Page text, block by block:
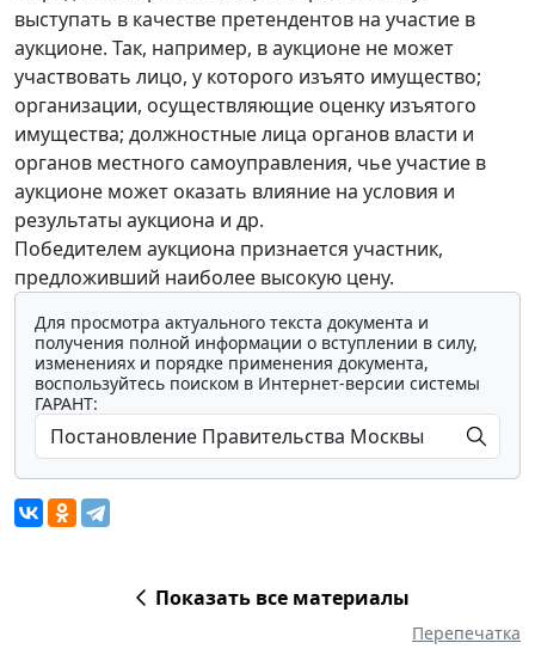
выступать в качестве претендентов на участие в
аукционе. Так, например, в аукционе не может
участвовать лицо, у которого изъято имущество;
организации, осуществляющие оценку изъятого
имущества; должностные лица органов власти и
органов местного самоуправления, чье участие в
аукционе может оказать влияние на условия и
результаты аукциона и др.
Победителем аукциона признается участник,
предложивший наиболее высокую цену.
Для просмотра актуального текста документа и
получения полной информации о вступлении в силу,
изменениях и порядке применения документа,
воспользуйтесь поиском в Интернет-версии системы
ГАРАНТ:
Показать все материалы
Перепечатка